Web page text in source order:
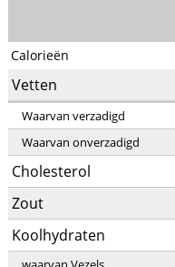
Calorieën
Vetten
Waarvan verzadigd
Waarvan onverzadigd
Cholesterol
Zout
Koolhydraten